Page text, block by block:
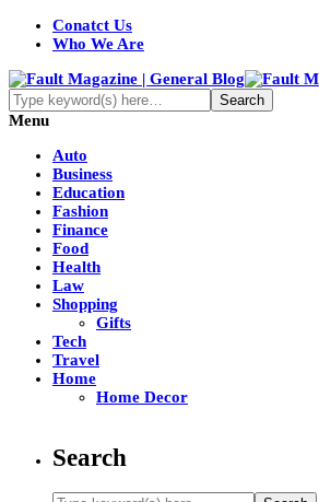
Conatct Us
Who We Are
Menu
Auto
Business
Education
Fashion
Finance
Food
Health
Law
Shopping
Gifts
Tech
Travel
Home
Home Decor
Search